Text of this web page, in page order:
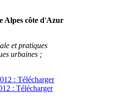
Alpes côte d'Azur
et pratiques
urbaines ;
: Télécharger
: Télécharger